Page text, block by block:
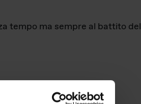
tempo ma sempre al battito del